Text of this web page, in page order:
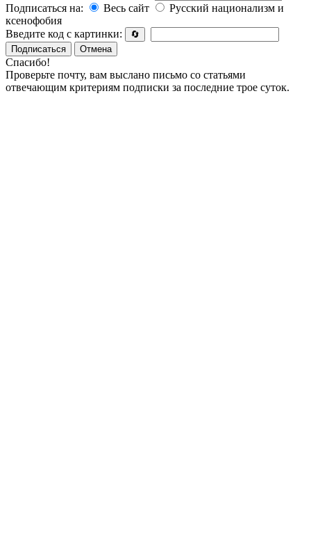
Подписаться на:
Весь сайт
Русский национализм и
ксенофобия
Введите код с картинки:
🔄
Подписаться
Отмена
Спасибо!
Проверьте почту, вам выслано письмо со статьями
отвечающим критериям подписки за последние трое суток.